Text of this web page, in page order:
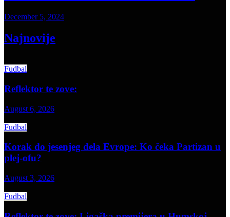
December 5, 2024
Najnovije
Fudbal
Reflektor te zove:
August 6, 2026
Fudbal
Korak do jesenjeg dela Evrope: Ko čeka Partizan u
plej-ofu?
August 3, 2026
Fudbal